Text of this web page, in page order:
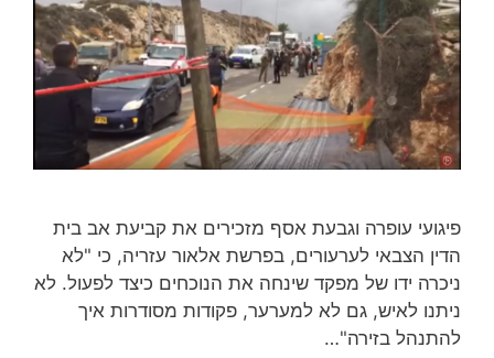
פיגועי עופרה וגבעת אסף מזכירים את קביעת אב בית
הדין הצבאי לערעורים, בפרשת אלאור עזריה, כי "לא
ניכרה ידו של מפקד שינחה את הנוכחים כיצד לפעול. לא
ניתנו לאיש, גם לא למערער, פקודות מסודרות איך
להתנהל בזירה"…